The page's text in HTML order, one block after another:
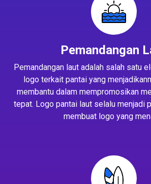
Pemandangan
Pemandangan laut adalah salah satu
logo terkait pantai yang
membantu dalam mempromosikan
tepat. Logo pantai laut selalu menjadi
membuat logo yang